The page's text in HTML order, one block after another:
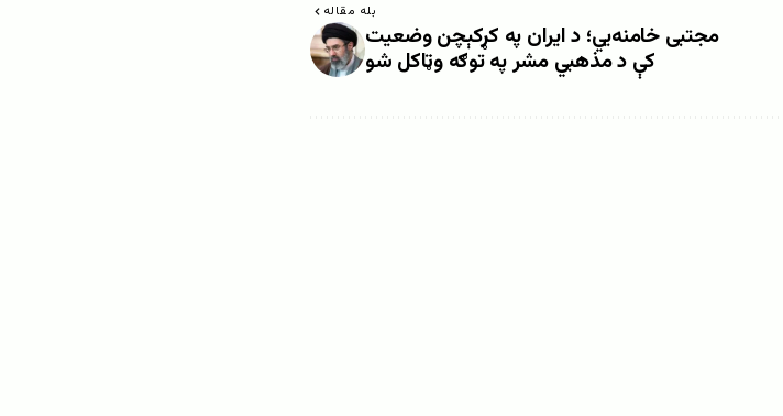
بله مقاله
مجتبی خامنه‌يي؛ د ایران په کړکېچن وضعیت
کې د مذهبي مشر په توګه وټاکل شو